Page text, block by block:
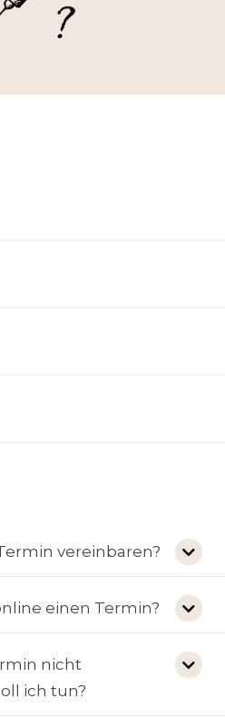
vereinbaren?
einen Termin?
nicht
ich tun?